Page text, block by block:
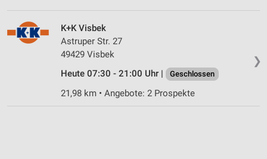
❯
K+K Visbek
Astruper Str. 27
49429 Visbek
Heute 07:30 - 21:00 Uhr |
Geschlossen
21,98 km • Angebote: 2 Prospekte